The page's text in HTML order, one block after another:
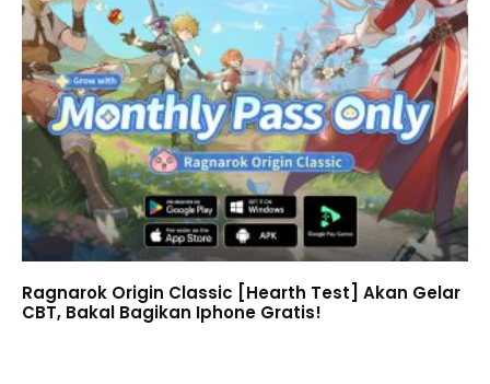
Ragnarok Origin Classic [Hearth Test] Akan Gelar
CBT, Bakal Bagikan Iphone Gratis!